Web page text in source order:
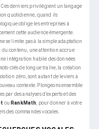
Ces derniers privilégient un langage
quotidienne, quand ils
oblige les entreprises à
cette audience émergente.
se limite pas à la simple adaptation
contenu, une attention accrue
intégration habile des données
clés de longue traîne, la création
zéro, sont autant de leviers à
contexte. Plongeons ensemble
par des analyses d’experts et des
ou RankMath, pour donner à votre
des commandes vocales.